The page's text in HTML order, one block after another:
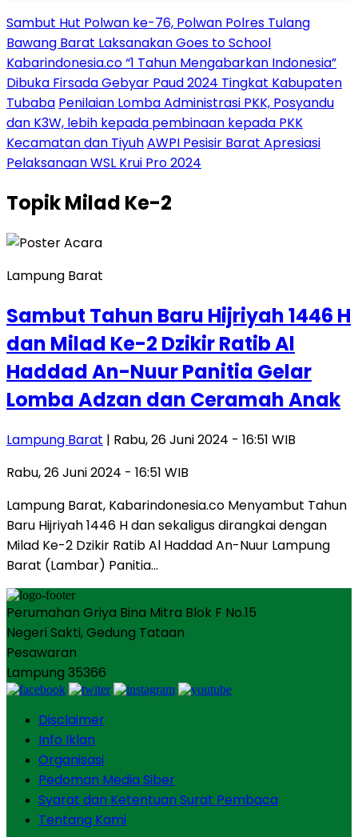
Sambut Hut Polwan ke-76, Polwan Polres Tulang
Bawang Barat Laksanakan Goes to School
Kabarindonesia.co “1 Tahun Mengabarkan Indonesia”
Dibuka Firsada Gebyar Paud 2024 Tingkat Kabupaten
Tubaba Penilaian Lomba Administrasi PKK, Posyandu
dan K3W, lebih kepada pembinaan kepada PKK
Kecamatan dan TiyuhAWPI Pesisir Barat Apresiasi
Pelaksanaan WSL Krui Pro 2024
TopikMilad Ke-2
Lampung Barat
Sambut Tahun Baru Hijriyah 1446 H
dan Milad Ke-2 Dzikir Ratib Al
Haddad An-Nuur Panitia Gelar
Lomba Adzan dan Ceramah Anak
Lampung Barat | Rabu, 26 Juni 2024 - 16:51 WIB
Rabu, 26 Juni 2024 - 16:51 WIB
Lampung Barat, Kabarindonesia.co Menyambut Tahun
Baru Hijriyah 1446 H dan sekaligus dirangkai dengan
Milad Ke-2 Dzikir Ratib Al Haddad An-Nuur Lampung
Barat (Lambar) Panitia…
Perumahan Griya Bina Mitra Blok F No.15
Negeri Sakti, Gedung Tataan
Pesawaran
Lampung 35366
Disclaimer
Info Iklan
Organisasi
Pedoman Media Siber
Syarat dan Ketentuan Surat Pembaca
Tentang Kami